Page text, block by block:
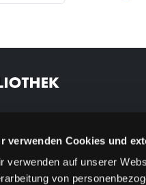
verwenden Cookies und
verwenden auf unserer
von
Feedback
Kontakt